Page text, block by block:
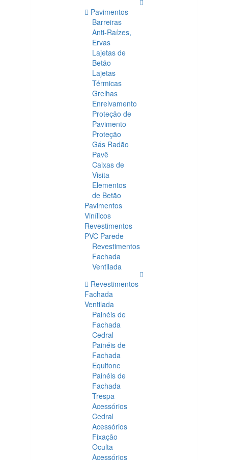
Pavimentos
Barreiras
Anti-Raízes,
Ervas
Lajetas de
Betão
Lajetas
Térmicas
Grelhas
Enrelvamento
Proteção de
Pavimento
Proteção
Gás Radão
Pavê
Caixas de
Visita
Elementos
de Betão
Pavimentos
Vinílicos
Revestimentos
PVC Parede
Revestimentos
Fachada
Ventilada
Revestimentos
Fachada
Ventilada
Painéis de
Fachada
Cedral
Painéis de
Fachada
Equitone
Painéis de
Fachada
Trespa
Acessórios
Cedral
Acessórios
Fixação
Oculta
Acessórios